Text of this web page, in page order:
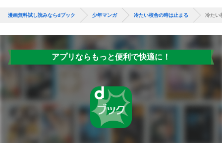
漫画無料試し読みならdブック 少年マンガ 冷たい校舎の時は止まる 冷たい
アプリならもっと便利で快適に！